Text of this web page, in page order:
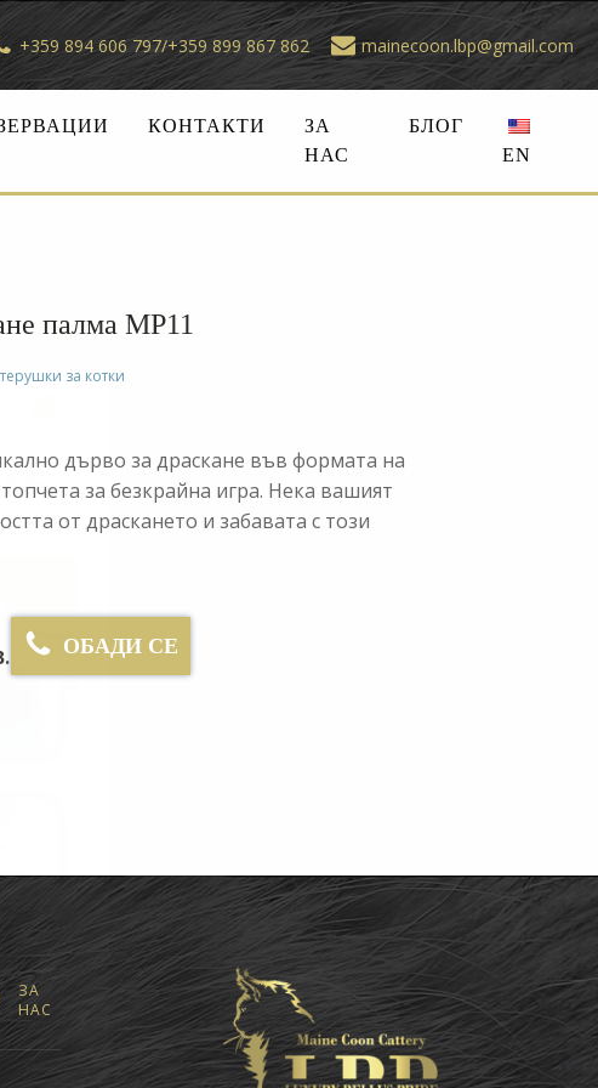
+359 894 606 797/+359 899 867 862 mainecoon.lbp@gmail.com
КОНТАКТИ
ЗА
НАС
БЛОГ
EN
палма MP11
за котки
дърво за драскане във формата на
за безкрайна игра. Нека вашият
от драскането и забавата с този
ОБАДИ СЕ
ЗА
НАС